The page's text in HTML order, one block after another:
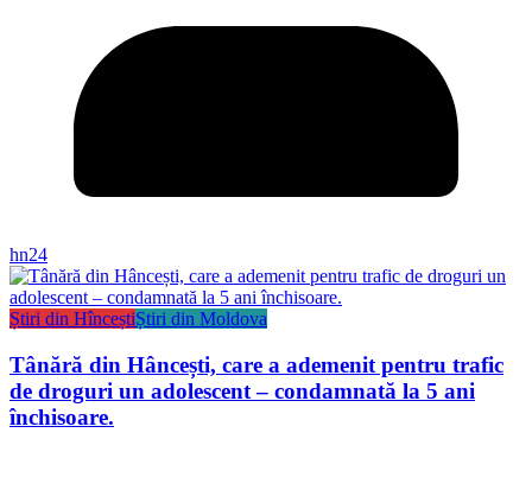
hn24
Știri din HînceștiȘtiri din Moldova
Tânără din Hâncești, care a ademenit pentru trafic
de droguri un adolescent – condamnată la 5 ani
închisoare.